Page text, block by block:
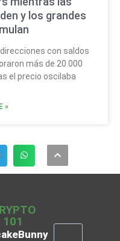
y los grandes
con saldos
más de 20.000
el precio oscilaba
»
101